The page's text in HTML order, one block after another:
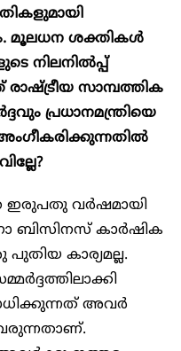
മൂലധന ശക്തികൾ
നിലനിൽപ്പ്
സാമ്പത്തിക
പ്രധാനമന്ത്രിയെ
ഇരുപതു വർഷമായി
ബിസിനസ് കാർഷിക
കാര്യമല്ല.
അവർ